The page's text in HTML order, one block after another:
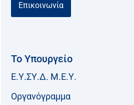
Επικοινωνία
Το Υπουργείο
Ε.Υ.ΣΥ.Δ. Μ.Ε.Υ.
Οργανόγραμμα